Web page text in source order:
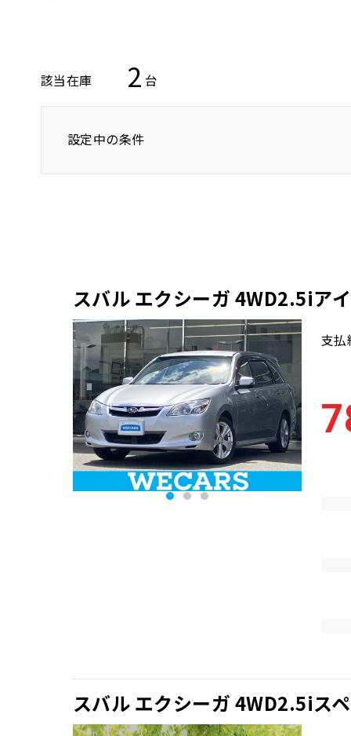
該当在庫 2 台
設定中の条件
スバル エクシーガ 4WD2.5iア
支払
スバル エクシーガ 4WD2.5iス